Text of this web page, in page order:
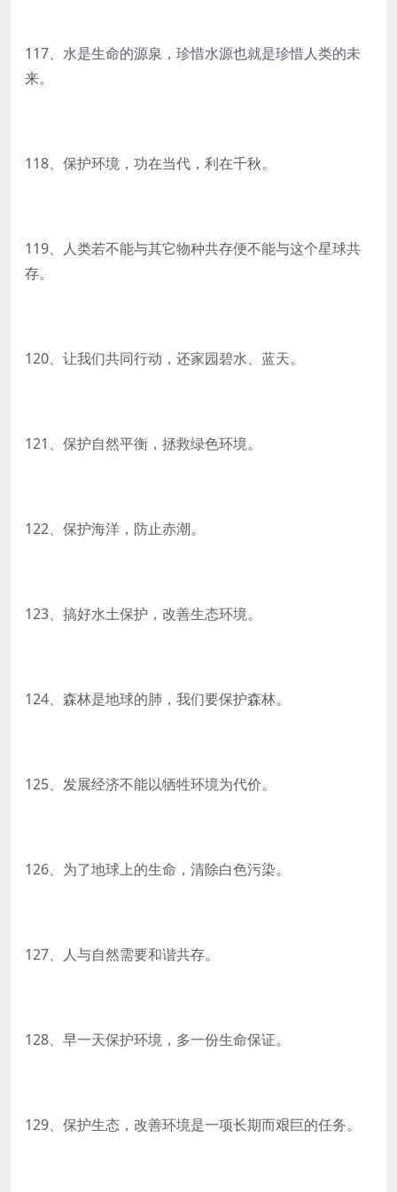
117、水是生命的源泉，珍惜水源也就是珍惜人类的未
来。
118、保护环境，功在当代，利在千秋。
119、人类若不能与其它物种共存便不能与这个星球共
存。
120、让我们共同行动，还家园碧水、蓝天。
121、保护自然平衡，拯救绿色环境。
122、保护海洋，防止赤潮。
123、搞好水土保护，改善生态环境。
124、森林是地球的肺，我们要保护森林。
125、发展经济不能以牺牲环境为代价。
126、为了地球上的生命，清除白色污染。
127、人与自然需要和谐共存。
128、早一天保护环境，多一份生命保证。
129、保护生态，改善环境是一项长期而艰巨的任务。